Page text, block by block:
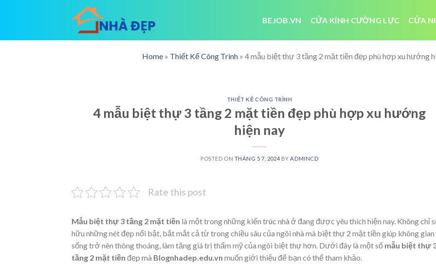
BEJOB.VN CỬA KÍNH CƯỜNG LỰC CỬA
Home » Thiết Kế Công Trình » 4 mẫu biệt thự 3 tầng 2 mặt tiền đẹp phù hợp xu hướng
THIẾT KẾ CÔNG TRÌNH
4 mẫu biệt thự 3 tầng 2 mặt tiền đẹp phù hợp xu hướng
hiện nay
POSTED ON THÁNG 5 7, 2024 BYADMINCD
Rate this post
Mẫu biệt thự 3 tầng 2 mặt tiền là một trong những kiến trúc nhà ở đang được yêu thích hiện nay. Không chỉ
hữu những nét đẹp nổi bật, bắt mắt cả từ trong chiều sâu của ngôi nhà mà biệt thự 2 mặt tiền giúp không gian
sống trở nên thông thoáng, làm tăng giá trị thẩm mỹ của ngôi biệt thự hơn. Dưới đây là một số mẫu biệt thự
tầng 2 mặt tiền đẹp mà Blognhadep.edu.vn muốn giới thiệu để bạn có thể tham khảo.